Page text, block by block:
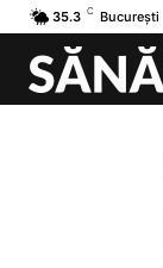
35.3 C București